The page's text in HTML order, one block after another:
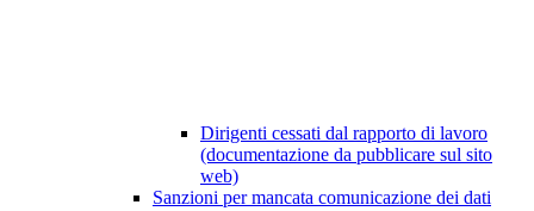
Dirigenti cessati dal rapporto di lavoro
(documentazione da pubblicare sul sito
web)
Sanzioni per mancata comunicazione dei dati